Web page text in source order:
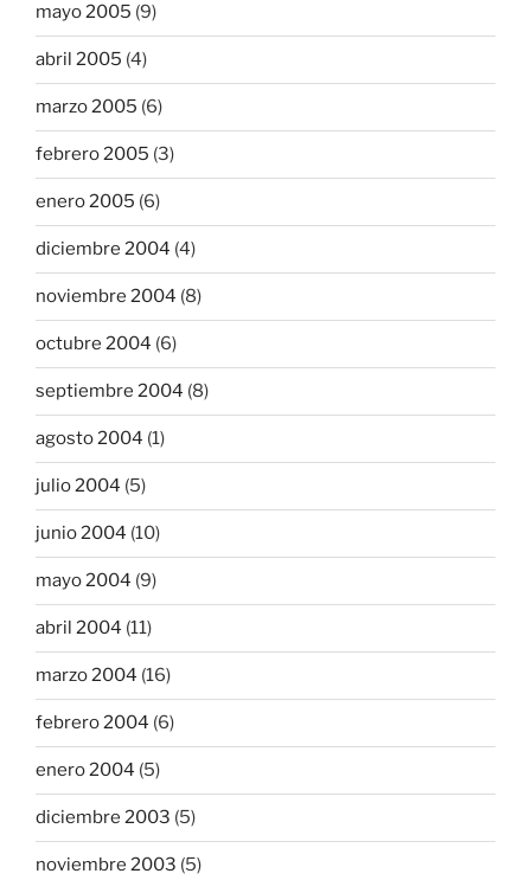
mayo 2005 (9)
abril 2005 (4)
marzo 2005 (6)
febrero 2005 (3)
enero 2005 (6)
diciembre 2004 (4)
noviembre 2004 (8)
octubre 2004 (6)
septiembre 2004 (8)
agosto 2004 (1)
julio 2004 (5)
junio 2004 (10)
mayo 2004 (9)
abril 2004 (11)
marzo 2004 (16)
febrero 2004 (6)
enero 2004 (5)
diciembre 2003 (5)
noviembre 2003 (5)